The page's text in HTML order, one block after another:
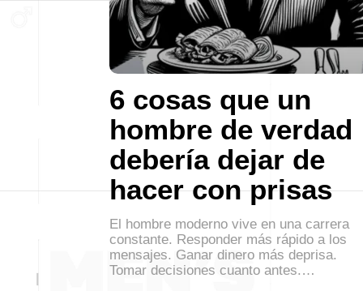
6 cosas que un
hombre de verdad
debería dejar de
hacer con prisas
El hombre moderno vive en una carrera
constante. Responder más rápido a los
mensajes. Ganar dinero más deprisa.
Tomar decisiones cuanto antes.…